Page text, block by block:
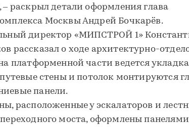
– раскрыл детали оформления глава
Москвы Андрей Бочкарёв.
директор «МИПСТРОЙ 1»
рассказал о ходе архитектурно-
платформенной части ведется
стены и потолок монтируются
панели.
расположенные у эскалаторов и
моста, оформлены